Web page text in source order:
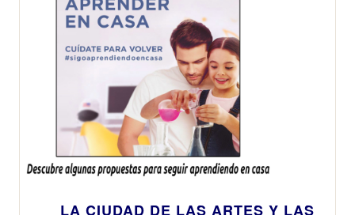
LA CIUDAD DE LAS ARTES Y LAS